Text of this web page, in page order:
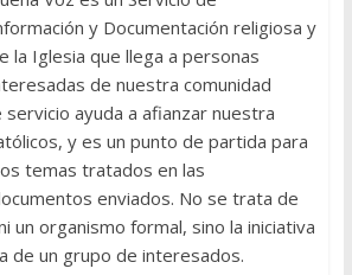
y Documentación religiosa y
la Iglesia que llega a personas
de nuestra comunidad
ayuda a afianzar nuestra
y es un punto de partida para
temas tratados en las
enviados. No se trata de
un organismo formal, sino la iniciativa
de un grupo de interesados.